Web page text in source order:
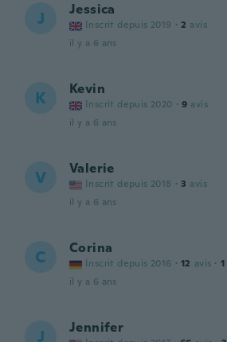
J Jessica
Inscrit depuis 2019 · 2 avis
il y a 6 ans
K Kevin
Inscrit depuis 2020 · 9 avis
il y a 6 ans
V Valerie
Inscrit depuis 2018 · 3 avis
il y a 6 ans
C Corina
Inscrit depuis 2016 · 12 avis · 1
il y a 6 ans
J Jennifer